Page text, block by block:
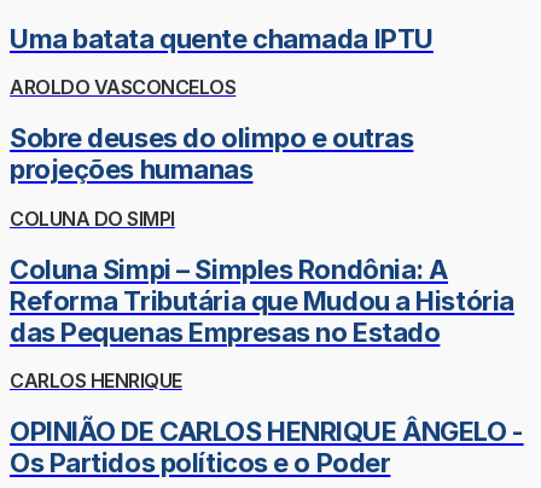
Uma batata quente chamada IPTU
AROLDO VASCONCELOS
Sobre deuses do olimpo e outras
projeções humanas
COLUNA DO SIMPI
Coluna Simpi – Simples Rondônia: A
Reforma Tributária que Mudou a História
das Pequenas Empresas no Estado
CARLOS HENRIQUE
OPINIÃO DE CARLOS HENRIQUE ÂNGELO -
Os Partidos políticos e o Poder